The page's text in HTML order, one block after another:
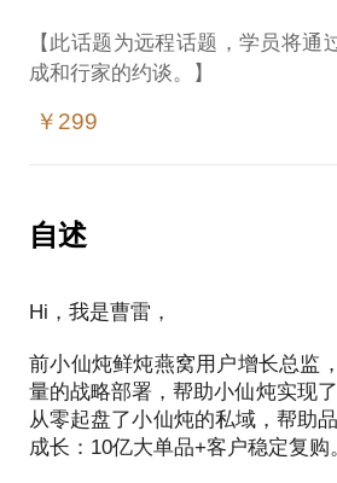
关于O2O的定义众说纷纭。通
的经验总结，我认为，通过互联
牌感兴趣的人群的关注，进而
应链数字化的问题，所以O2O也
传统企业在享受了多年来高速增
目前已经开始明白基于数据的精
所以我认为接下来始势必会迎来
军O2O市场的时期。
如果您是传统企业的市场销售管
进自己的线上线下融合相关的项目
【此话题为远程话题，学员将通
成和行家的约谈。】
行了数小时的探讨，对方反复提
题不说，我们都明显的感受到网
的冲击。同时我们也看到，在
O2O是等死”的言论广为流传。
的经验总结，我认为，通过互联
牌感兴趣的人群的关注，进而
区，最终设计基于移动互联网技
￥299
自述
Hi，我是曹雷，
前小仙炖鲜炖燕窝用户增长总监
量的战略部署，帮助小仙炖实现
从零起盘了小仙炖的私域，帮助
成长：10亿大单品+客户稳定复购